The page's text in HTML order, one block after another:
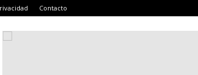
Contacto